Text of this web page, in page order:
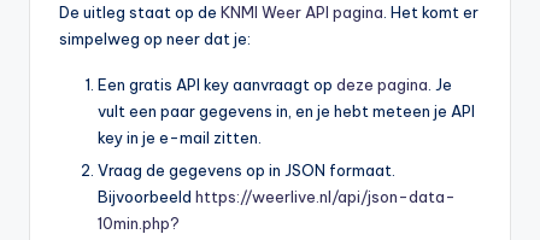
De uitleg staat op de KNMI Weer API pagina . Het komt er
simpelweg op neer dat je:
Een gratis API key aanvraagt op deze pagina . Je
vult een paar gegevens in, en je hebt meteen je API
key in je e-mail zitten.
Vraag de gegevens op in JSON formaat.
Bijvoorbeeld https://weerlive.nl/api/json-data-
10min.php?